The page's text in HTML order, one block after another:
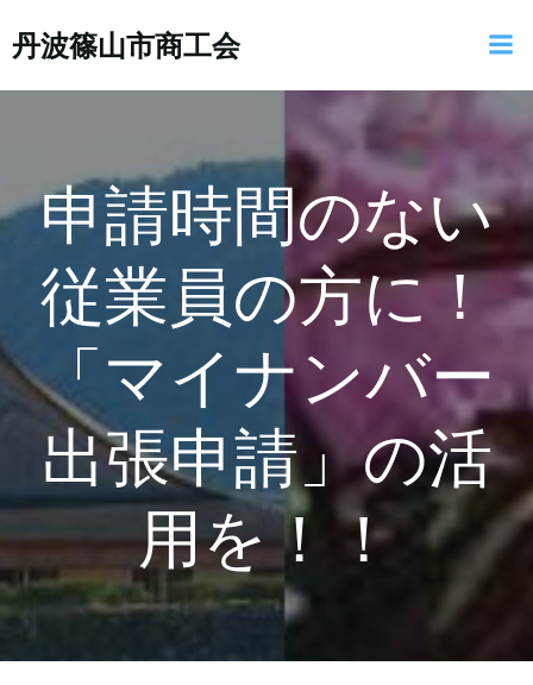
ン
へ
ス
キ
ッ
丹波篠山市商工会
申請時間のない
従業員の方に！
「マイナンバー
出張申請」の活
用を！！